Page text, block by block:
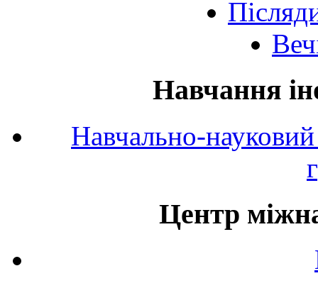
Навчання
Навчально-
Центр